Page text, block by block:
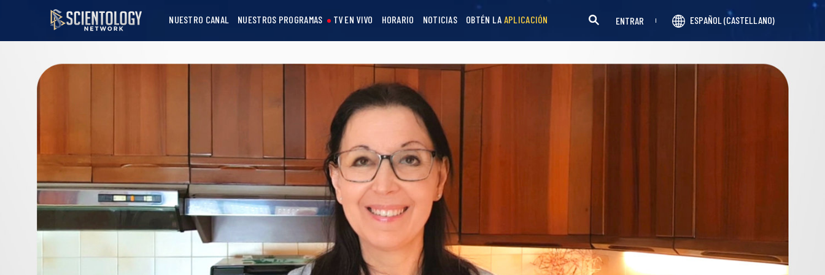
NUESTRO CANAL NUESTROS PROGRAMAS TV EN VIVO HORARIO NOTICIAS OBTÉN LA APLICACIÓN ENTRAR ESPAÑOL (CASTELLANO)